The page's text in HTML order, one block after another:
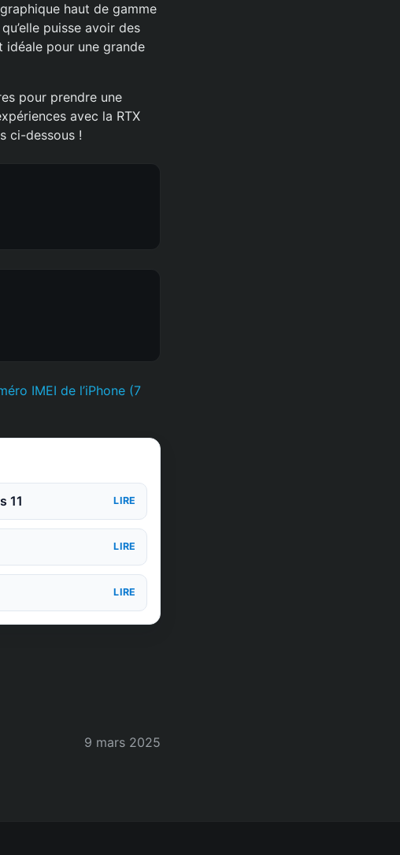
haut de gamme
puisse avoir des
idéale pour une grande
pour prendre une
avec la RTX
ci-dessous !
IMEI de l’iPhone (7
11 LIRE
LIRE
LIRE
9 mars 2025